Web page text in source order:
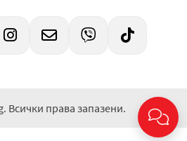
Всички права запазени.